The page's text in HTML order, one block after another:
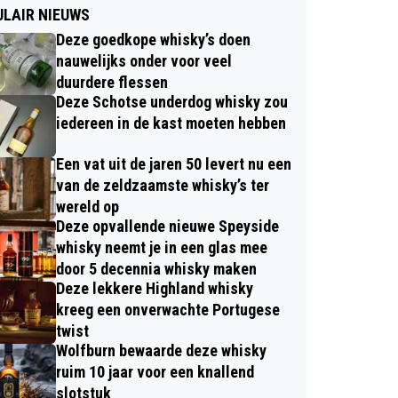
NIEUWS
Deze goedkope whisky’s doen
nauwelijks onder voor veel
duurdere flessen
Deze Schotse underdog whisky zou
iedereen in de kast moeten hebben
Een vat uit de jaren 50 levert nu een
van de zeldzaamste whisky’s ter
wereld op
Deze opvallende nieuwe Speyside
whisky neemt je in een glas mee
door 5 decennia whisky maken
Deze lekkere Highland whisky
kreeg een onverwachte Portugese
twist
Wolfburn bewaarde deze whisky
ruim 10 jaar voor een knallend
slotstuk